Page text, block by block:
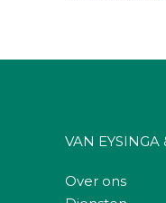
VAN EYSINGA
Over ons